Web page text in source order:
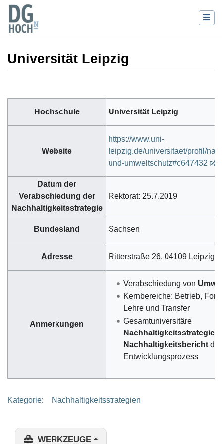
Universität Leipzig
Hochschule Universität Leipzig
Website
https://www.uni-
leipzig.de/universitaet/profil/
und-umweltschutz#c647432
Datum der
Verabschiedung der
Nachhaltigkeitsstrategie
Rektorat: 25.7.2019
Bundesland Sachsen
Adresse Ritterstraße 26, 04109 Leipzig
Anmerkungen
Verabschiedung von
Kernbereiche: Betrieb,
Lehre und Transfer
Gesamtuniversitäre
Nachhaltigkeitsstrategie
Nachhaltigkeitsbericht
Entwicklungsprozess
Kategorie: Nachhaltigkeitsstrategien
WERKZEUGE